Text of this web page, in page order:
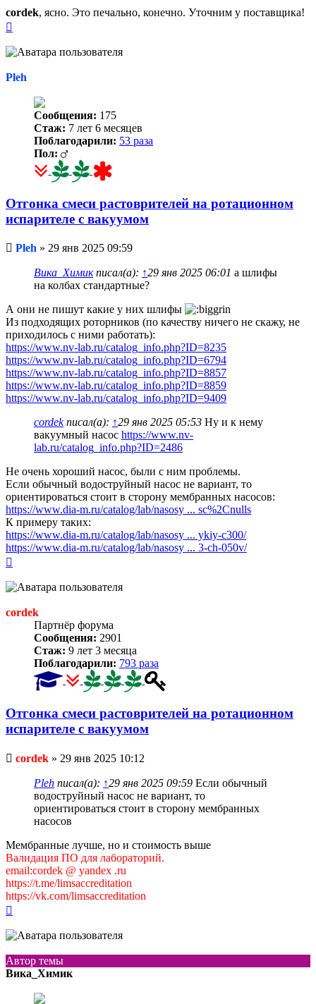
cordek, ясно. Это печально, конечно. Уточним у поставщика!
началу
Pleh
Сообщения: 175
Стаж: 7 лет 6 месяцев
Поблагодарили: 53 раза
Пол:
Отгонка смеси растоврителей на ротационном
испарителе с вакуумом
Непрочитанное
Pleh » 29 янв 2025 09:59
Вика_Химикписал(а): ↑29 янв 2025 06:01 а шлифы
на колбах стандартные?
А они не пишут какие у них шлифы
Из подходящих роторников (по качеству ничего не скажу, не
приходилось с ними работать):
https://www.nv-lab.ru/catalog_info.php?ID=8235
https://www.nv-lab.ru/catalog_info.php?ID=6794
https://www.nv-lab.ru/catalog_info.php?ID=8857
https://www.nv-lab.ru/catalog_info.php?ID=8859
https://www.nv-lab.ru/catalog_info.php?ID=9409
cordekписал(а): ↑29 янв 2025 05:53 Ну и к нему
вакуумный насос https://www.nv-
lab.ru/catalog_info.php?ID=2486
Не очень хороший насос, были с ним проблемы.
Если обычный водоструйный насос не вариант, то
ориентироваться стоит в сторону мембранных насосов:
https://www.dia-m.ru/catalog/lab/nasosy ... sc%2Cnulls
К примеру таких:
https://www.dia-m.ru/catalog/lab/nasosy ... ykiy-c300/
https://www.dia-m.ru/catalog/lab/nasosy ... 3-ch-050v/
началу
cordek
Партнёр форума
Сообщения: 2901
Стаж: 9 лет 3 месяца
Поблагодарили: 793 раза
Отгонка смеси растоврителей на ротационном
испарителе с вакуумом
Непрочитанное
cordek » 29 янв 2025 10:12
Pleh писал(а): ↑29 янв 2025 09:59 Если обычный
водоструйный насос не вариант, то
ориентироваться стоит в сторону мембранных
насосов
Мембранные лучше, но и стоимость выше
Валидация ПО для лабораторий.
email:cordek @ yandex .ru
https://t.me/limsaccreditation
https://vk.com/limsaccreditation
началу
Автор темы
Вика_Химик